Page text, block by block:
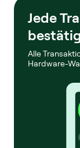
Jede
Alle
Hardware-